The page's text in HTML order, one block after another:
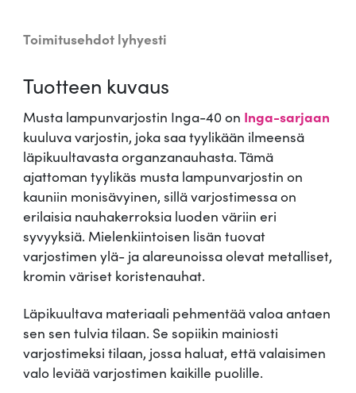
t
n
n
g
a
4
0
c
m
m
ä
ä
r
ä
Toimitusehdot lyhyesti
Tuotteen kuvaus
Musta lampunvarjostin Inga-40 on Inga-sarjaan
kuuluva varjostin, joka saa tyylikään ilmeensä
läpikuultavasta organzanauhasta. Tämä
ajattoman tyylikäs musta lampunvarjostin on
kauniin monisävyinen, sillä varjostimessa on
erilaisia nauhakerroksia luoden väriin eri
syvyyksiä. Mielenkiintoisen lisän tuovat
varjostimen ylä- ja alareunoissa olevat metalliset,
kromin väriset koristenauhat.
Läpikuultava materiaali pehmentää valoa antaen
sen sen tulvia tilaan. Se sopiikin mainiosti
varjostimeksi tilaan, jossa haluat, että valaisimen
valo leviää varjostimen kaikille puolille.